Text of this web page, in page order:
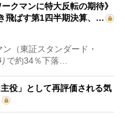
クマンに特大反転の期待》
飛ばす第1四半期決算、…
（東証スタンダード・
で約34％下落…
役」として再評価される気